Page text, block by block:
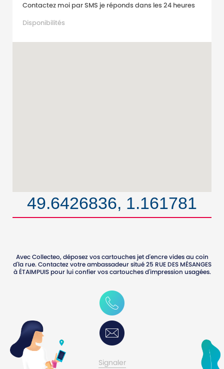
Contactez moi par SMS je réponds dans les 24 heures
Disponibilités
49.6426836, 1.161781
Avec Collecteo, déposez vos cartouches jet d'encre vides au coin
d'la rue. Contactez votre ambassadeur situé25 RUE DES MÉSANGES
àÉTAIMPUISpour lui confier vos cartouches d'impression usagées.
0605395413
Signaler